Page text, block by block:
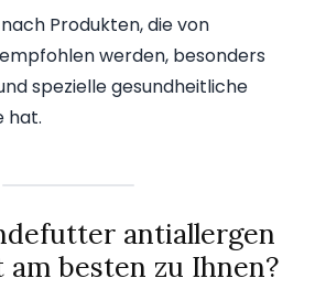
Produkten, die von
werden, besonders
spezielle gesundheitliche
hat.
antiallergen
besten zu Ihnen?